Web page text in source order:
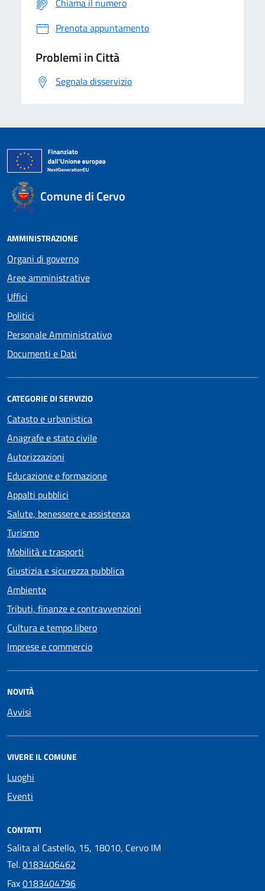
Chiama il numero
Prenota appuntamento
Problemi in Città
Segnala disservizio
Comune di Cervo
AMMINISTRAZIONE
Organi di governo
Aree amministrative
Uffici
Politici
Personale Amministrativo
Documenti e Dati
CATEGORIE DI SERVIZIO
Catasto e urbanistica
Anagrafe e stato civile
Autorizzazioni
Educazione e formazione
Appalti pubblici
Salute, benessere e assistenza
Turismo
Mobilità e trasporti
Giustizia e sicurezza pubblica
Ambiente
Tributi, finanze e contravvenzioni
Cultura e tempo libero
Imprese e commercio
NOVITÀ
Avvisi
VIVERE IL COMUNE
Luoghi
Eventi
CONTATTI
Salita al Castello, 15, 18010, Cervo IM
Tel.0183406462
Fax0183404796